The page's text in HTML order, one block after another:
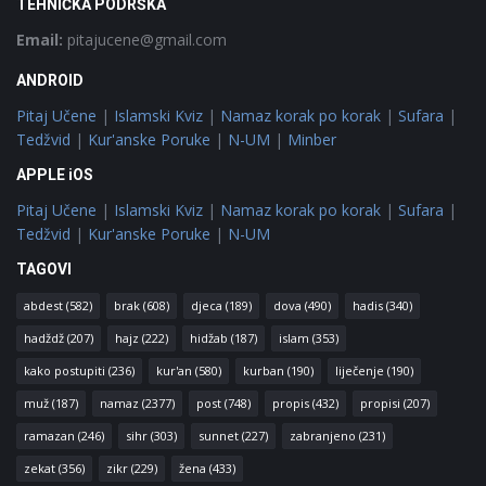
TEHNIČKA PODRŠKA
Email: pitajucene@gmail.com
ANDROID
Pitaj Učene | Islamski Kviz | Namaz korak po korak | Sufara |
Tedžvid | Kur'anske Poruke | N-UM | Minber
APPLE iOS
Pitaj Učene | Islamski Kviz | Namaz korak po korak | Sufara |
Tedžvid | Kur'anske Poruke | N-UM
TAGOVI
abdest (582) brak (608) djeca (189) dova (490) hadis (340)
hadždž (207) hajz (222) hidžab (187) islam (353)
kako postupiti (236) kur'an (580) kurban (190) liječenje (190)
muž (187) namaz (2377) post (748) propis (432) propisi (207)
ramazan (246) sihr (303) sunnet (227) zabranjeno (231)
zekat (356) zikr (229) žena (433)